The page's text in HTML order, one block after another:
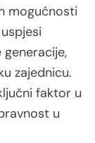
mogućnosti
zajednicu.
faktor u
u